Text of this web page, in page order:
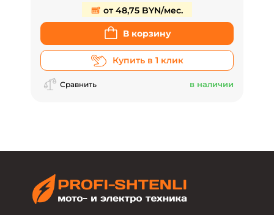
от 48,75 BYN/мес.
В корзину
Купить в 1 клик
Сравнить в наличии